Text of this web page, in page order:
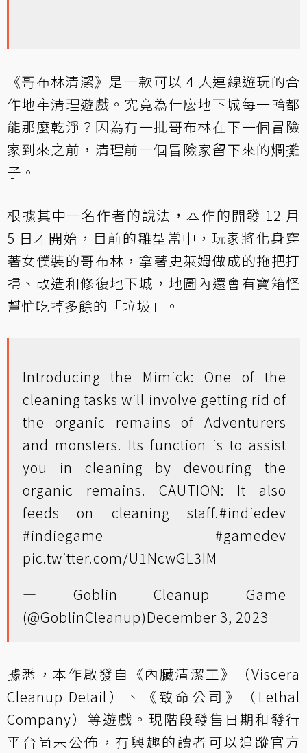
《哥布林清潔》是一款可以 4 人連線遊玩的合
作地牢清理遊戲。究竟為什麼地下城每一輪都
能那麼乾淨？因為有一批哥布林在下一個冒險
家到來之前，清理前一個冒險家留下來的爛攤
子。
根據其中一名作者的說法，本作的開發 12 月
5 日才開始，目前的雛型當中，玩家將化身穿
著女僕裝的哥布林，拿著史萊姆做成的拖把打
掃、改造和修復地下城，地圖內還會有寶箱怪
幫忙吃掉多餘的「垃圾」。
Introducing the Mimick: One of the
cleaning tasks will involve getting rid of
the organic remains of Adventurers
and monsters. Its function is to assist
you in cleaning by devouring the
organic remains. CAUTION: It also
feeds on cleaning staff.#indiedev
#indiegame
#gamedev
pic.twitter.com/U1NcwGL3IM
— Goblin Cleanup Game
(@GoblinCleanup)December 3, 2023
據悉，本作啟發自《內臟清潔工》（Viscera
Cleanup Detail）、《致命公司》（Lethal
Company）等遊戲。現階段發售日期和發行
平台尚未公佈，有興趣的讀者可以追蹤官方